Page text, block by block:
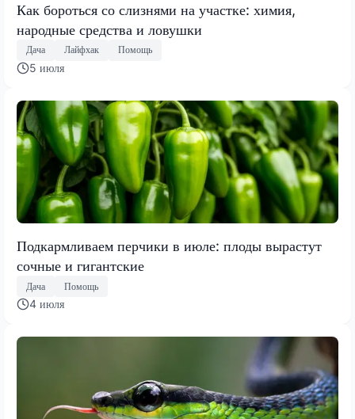
Как бороться со слизнями на участке: химия,
народные средства и ловушки
Дача Лайфхак Помощь
5 июля
Подкармливаем перчики в июле: плоды вырастут
сочные и гигантские
Дача Помощь
4 июля